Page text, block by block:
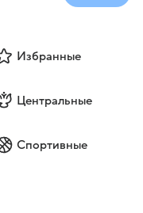
Избранные
Центральные
Спортивные